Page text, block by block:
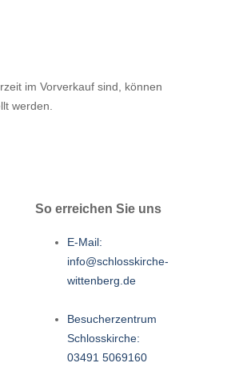
im Vorverkauf sind, können
werden.
So erreichen Sie uns
E-Mail:
info@schlosskirche-
wittenberg.de
Besucherzentrum
Schlosskirche:
03491 5069160